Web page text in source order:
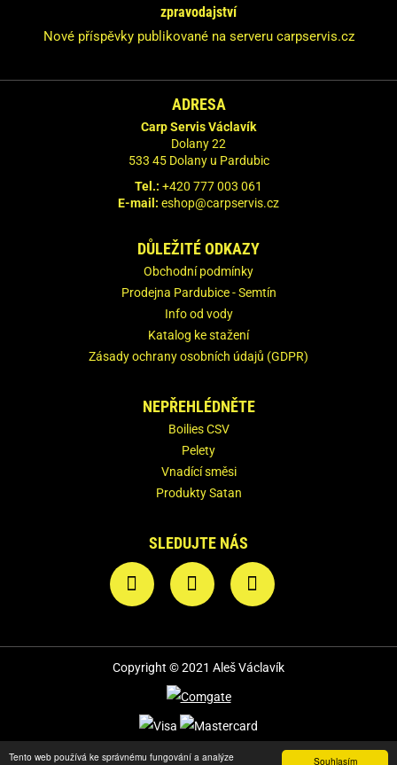
Souhlasím
Tento web používá ke správnému fungování a analýze
Vaše údaje nebudeme nikde zveřejňovat.
zpravodajství
Nové příspěvky publikované na serveru carpservis.cz
ADRESA
Carp Servis Václavík
Dolany 22
533 45 Dolany u Pardubic
Tel.: +420 777 003 061
E-mail: eshop@carpservis.cz
DŮLEŽITÉ ODKAZY
Obchodní podmínky
Prodejna Pardubice - Semtín
Info od vody
Katalog ke stažení
Zásady ochrany osobních údajů (GDPR)
NEPŘEHLÉDNĚTE
Boilies CSV
Pelety
Vnadící směsi
Produkty Satan
SLEDUJTE NÁS
Copyright © 2021 Aleš Václavík